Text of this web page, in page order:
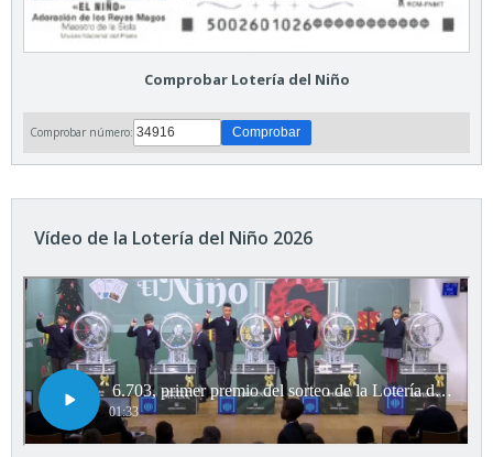
Comprobar Lotería del Niño
Comprobar número:
Vídeo de la Lotería del Niño 2026